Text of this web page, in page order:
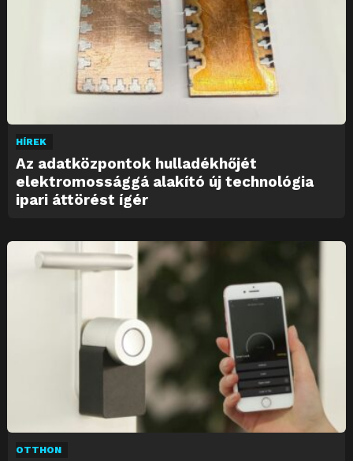
HÍREK
Az adatközpontok hulladékhőjét
elektromossággá alakító új technológia
ipari áttörést ígér
OTTHON